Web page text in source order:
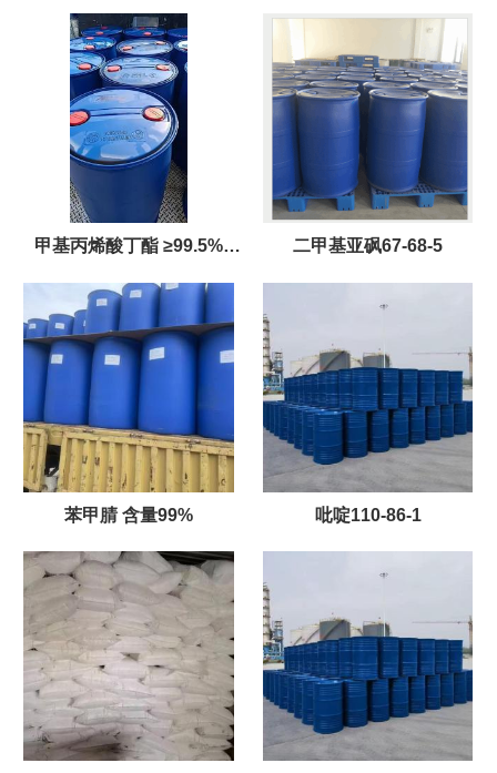
级 国标99% 溶剂 增塑剂 25kg/袋，粗细目数都有
甲基丙烯酸丁酯 ≥99.5%
180kg/桶 97-88-1
二甲基亚砜67-68-5
苯甲腈 含量99% 吡啶110-86-1